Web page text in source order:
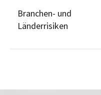
Branchen- und
Länderrisiken